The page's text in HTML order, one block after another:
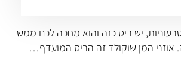
יש ביס כזה והוא מחכה לכם ממש
המן שוקולד זה הביס המועדף…